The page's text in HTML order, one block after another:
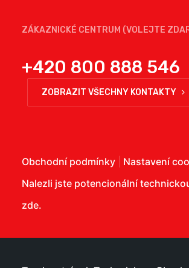
ZÁKAZNICKÉ CENTRUM (VOLEJTE
+420 800 888 546
ZOBRAZIT VŠECHNY KONTAKTY
Obchodní podmínky Nastavení
Nalezli jste potencionální
zde.